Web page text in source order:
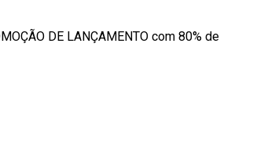
DE LANÇAMENTO com 80% de